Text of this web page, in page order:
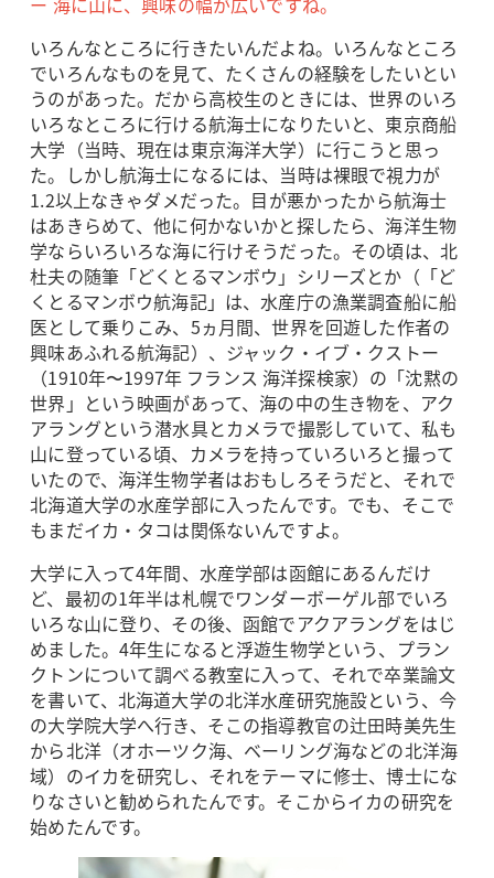
いろんなところに行きたいんだよね。いろんなところ
でいろんなものを見て、たくさんの経験をしたいとい
うのがあった。だから高校生のときには、世界のいろ
いろなところに行ける航海士になりたいと、東京商船
大学（当時、現在は東京海洋大学）に行こうと思っ
た。しかし航海士になるには、当時は裸眼で視力が
1.2以上なきゃダメだった。目が悪かったから航海士
はあきらめて、他に何かないかと探したら、海洋生物
学ならいろいろな海に行けそうだった。その頃は、北
杜夫の随筆「どくとるマンボウ」シリーズとか（「ど
くとるマンボウ航海記」は、水産庁の漁業調査船に船
医として乗りこみ、5ヵ月間、世界を回遊した作者の
興味あふれる航海記）、ジャック・イブ・クストー
（1910年〜1997年 フランス 海洋探検家）の「沈黙の
世界」という映画があって、海の中の生き物を、アク
アラングという潜水具とカメラで撮影していて、私も
山に登っている頃、カメラを持っていろいろと撮って
いたので、海洋生物学者はおもしろそうだと、それで
北海道大学の水産学部に入ったんです。でも、そこで
もまだイカ・タコは関係ないんですよ。
大学に入って4年間、水産学部は函館にあるんだけ
ど、最初の1年半は札幌でワンダーボーゲル部でいろ
いろな山に登り、その後、函館でアクアラングをはじ
めました。4年生になると浮遊生物学という、プラン
クトンについて調べる教室に入って、それで卒業論文
を書いて、北海道大学の北洋水産研究施設という、今
の大学院大学へ行き、そこの指導教官の辻田時美先生
から北洋（オホーツク海、ベーリング海などの北洋海
域）のイカを研究し、それをテーマに修士、博士にな
りなさいと勧められたんです。そこからイカの研究を
始めたんです。